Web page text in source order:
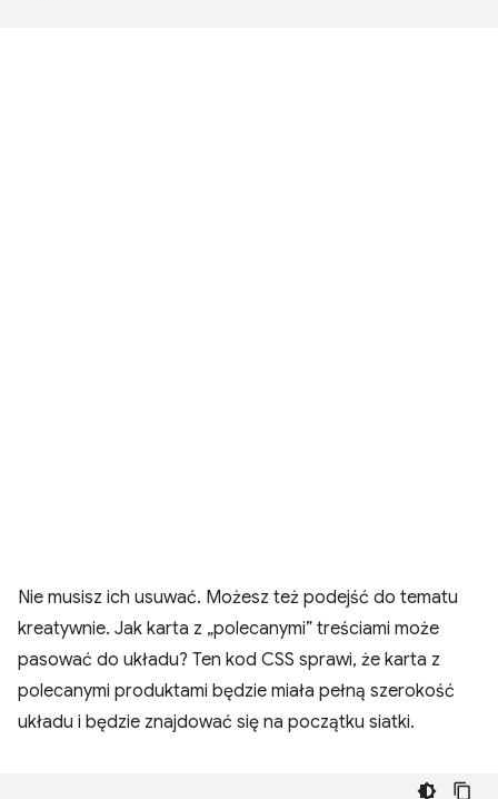
Nie musisz ich usuwać. Możesz też podejść do tematu
kreatywnie. Jak karta z „polecanymi” treściami może
pasować do układu? Ten kod CSS sprawi, że karta z
polecanymi produktami będzie miała pełną szerokość
układu i będzie znajdować się na początku siatki.